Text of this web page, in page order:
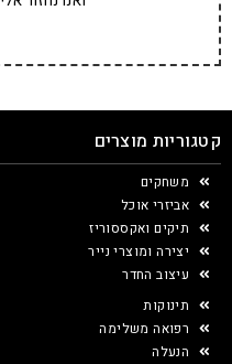
קטגוריות מוצרים
משחקים
אביזרי אוכל
תיקים ואקססוריז
יצירה ומוצרי נייר
עיצוב החדר
תינוקות
רפואה משלימה
הנעלה